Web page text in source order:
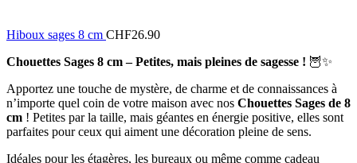
Hiboux sages 8 cm CHF26.90
Chouettes Sages 8 cm – Petites, mais pleines de sagesse ! 🦉✨
Apportez une touche de mystère, de charme et de connaissances à
n’importe quel coin de votre maison avec nos Chouettes Sages de 8
cm ! Petites par la taille, mais géantes en énergie positive, elles sont
parfaites pour ceux qui aiment une décoration pleine de sens.
Idéales pour les étagères, les bureaux ou même comme cadeau